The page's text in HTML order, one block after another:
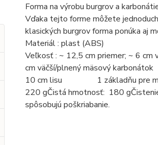
Forma na výrobu burgrov a
Vďaka tejto forme môžete
klasických burgrov forma ponúka aj
Materiál : plast (ABS)
Veľkosť : ~ 12,5 cm priemer; ~ 6
cm väčší/plnený mäsový
10 cm lisu 1 základňu pre menší
220 gČistá hmotnosť: 180
spôsobujú poškriabanie.